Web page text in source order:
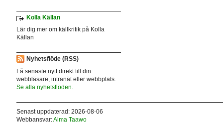
Kolla Källan
Lär dig mer om källkritik på Kolla
Källan
Nyhetsflöde (RSS)
Få senaste nytt direkt till din
webbläsare, intranät eller webbplats.
Se alla nyhetsflöden.
Senast uppdaterad: 2026-08-06
Webbansvar:Alma Taawo